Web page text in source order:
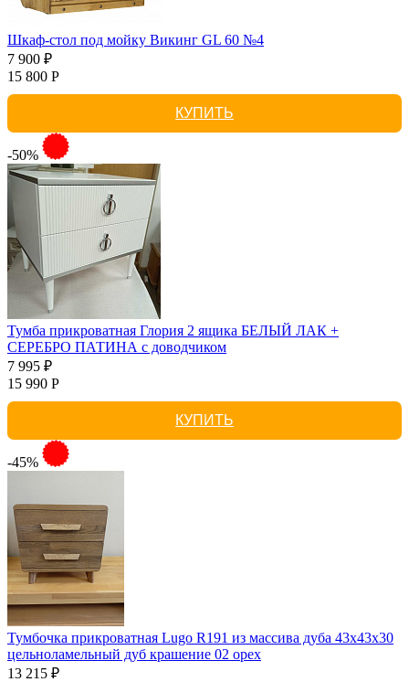
Шкаф-стол под мойку Викинг GL 60 №4
7 900 ₽
15 800 Р
КУПИТЬ
-50%
Тумба прикроватная Глория 2 ящика БЕЛЫЙ ЛАК +
СЕРЕБРО ПАТИНА с доводчиком
7 995 ₽
15 990 Р
КУПИТЬ
-45%
Тумбочка прикроватная Lugo R191 из массива дуба 43х43х30
цельноламельный дуб крашение 02 орех
13 215 ₽